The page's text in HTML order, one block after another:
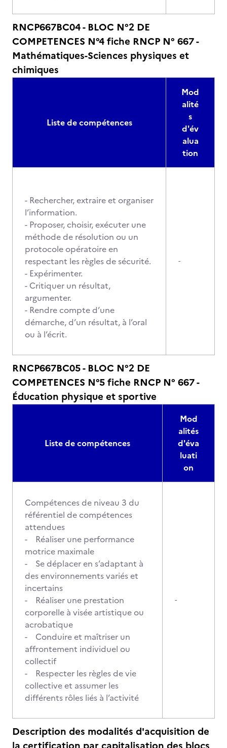
RNCP667BC04 - BLOC N°2 DE
COMPETENCES N°4 fiche RNCP N° 667 -
Mathématiques-Sciences physiques et
chimiques
Liste de compétences
Mod
alité
s
d'év
alua
tion
- Rechercher, extraire et organiser
l’information.
- Proposer, choisir, exécuter une
méthode de résolution ou un
protocole opératoire en
respectant les règles de sécurité.
- Expérimenter.
- Critiquer un résultat,
argumenter.
- Rendre compte d’une
démarche, d’un résultat, à l’oral
ou à l’écrit.
-
RNCP667BC05 - BLOC N°2 DE
COMPETENCES N°5 fiche RNCP N° 667 -
Éducation physique et sportive
Liste de compétences
Mod
alités
d'éva
luati
on
Compétences de niveau 3 du
référentiel de compétences
attendues
- Réaliser une performance
motrice maximale
- Se déplacer en s’adaptant à
des environnements variés et
incertains
- Réaliser une prestation
corporelle à visée artistique ou
acrobatique
- Conduire et maîtriser un
affrontement individuel ou
collectif
- Respecter les règles de vie
collective et assumer les
différents rôles liés à l’activité
-
Description des modalités d'acquisition de